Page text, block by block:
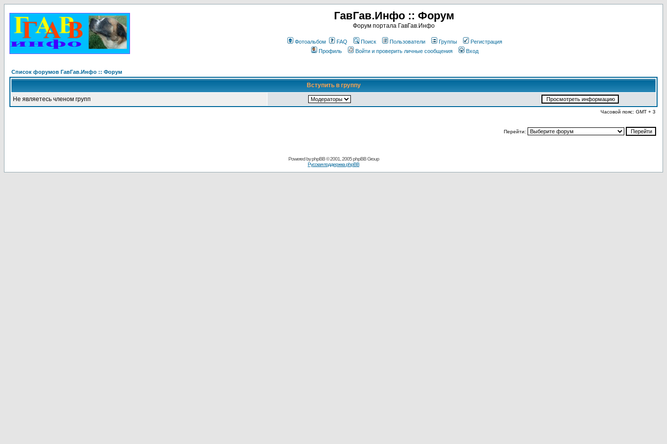
ГавГав.Инфо :: Форум
Форум портала ГавГав.Инфо
Фотоальбом FAQ Поиск Пользователи Группы
Регистрация
Профиль
Войти и проверить личные сообщения Вход
Список форумов ГавГав.Инфо :: Форум
Вступить в группу
Не являетесь членом групп
Часовой пояс: GMT + 3
Перейти:
Powered byphpBB© 2001, 2005 phpBB Group
Русская поддержка phpBB